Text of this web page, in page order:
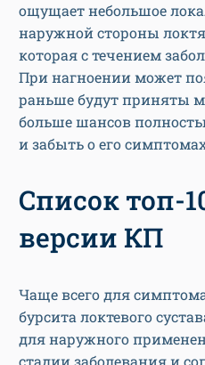
ощущает небольшое
наружной стороны
которая с течением
При нагноении может
раньше будут приняты
больше шансов
и забыть о его
Список топ-
версии КП
Чаще всего для
бурсита локтевого
для наружного